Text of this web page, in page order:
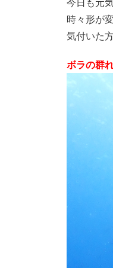
時々形が
気付いた
ボラの群